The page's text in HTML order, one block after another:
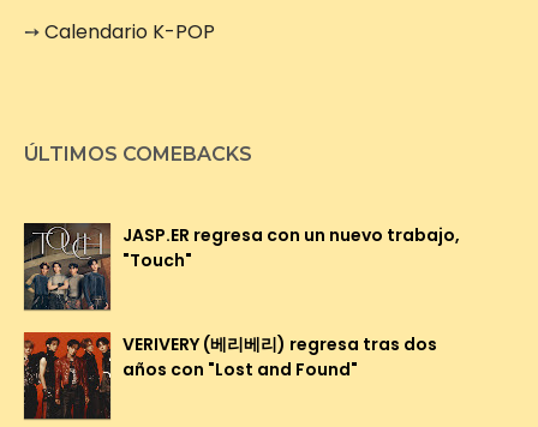
➙Calendario K-POP
ÚLTIMOS COMEBACKS
JASP.ER regresa con un nuevo trabajo,
"Touch"
VERIVERY (베리베리) regresa tras dos
años con "Lost and Found"